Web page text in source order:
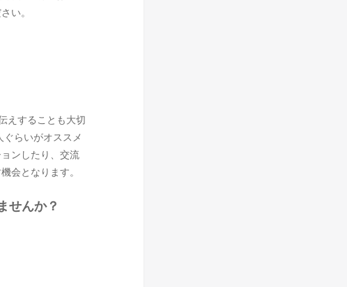
い。
えすることも大切
らいがオススメ
ンしたり、交流
会となります。
せんか？